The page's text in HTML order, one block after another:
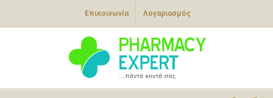
Επικοινωνία Λογαριασμός